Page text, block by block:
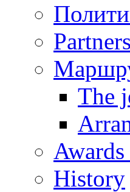
Partners
The
History